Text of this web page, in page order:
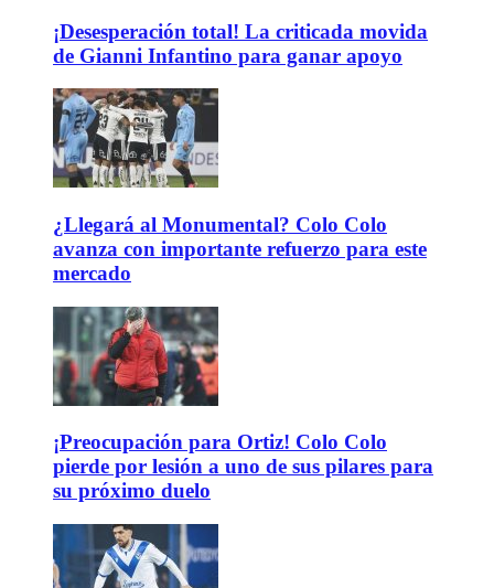
¡Desesperación total! La criticada movida
de Gianni Infantino para ganar apoyo
¿Llegará al Monumental? Colo Colo
avanza con importante refuerzo para este
mercado
¡Preocupación para Ortiz! Colo Colo
pierde por lesión a uno de sus pilares para
su próximo duelo